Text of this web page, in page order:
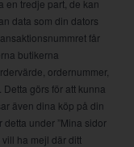
en tredje part, de kan
data som din dators
får
butikerna
ordernummer,
görs för att kunna
även dina köp på din
under ”Mina sidor
ha mejl där ditt